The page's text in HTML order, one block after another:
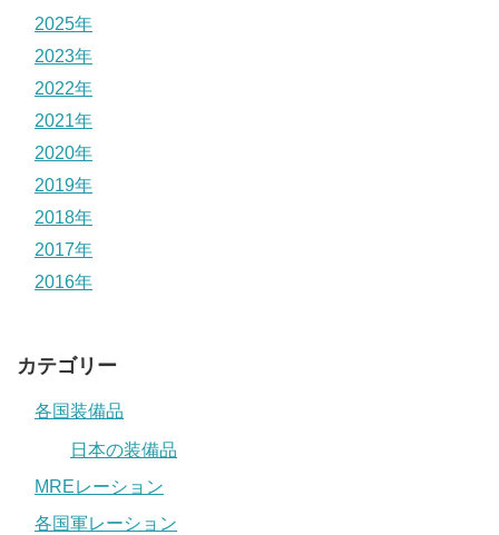
2025年
2023年
2022年
2021年
2020年
2019年
2018年
2017年
2016年
カテゴリー
各国装備品
日本の装備品
MREレーション
各国軍レーション